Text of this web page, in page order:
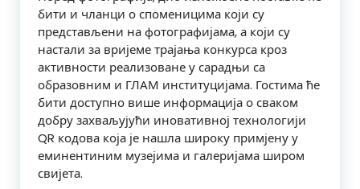
бити​ и​ ​чланци​ ​о​ споменицима​ који су​
представљени на​ фотографијама, а који су
настали за вријеме трајања конкурса кроз
активности реализоване у сарадњи са
образовним и ГЛАМ институцијама. Гостима ће
бити доступно више информација о сваком
добру захваљујући иновативној технологији
QR кодова која је нашла широку примјену у
еминентиним музејима и галеријама широм
свијета.